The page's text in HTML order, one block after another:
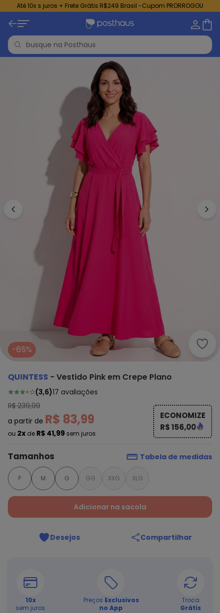
Até 10x s juros + Frete Grátis R$249 Brasil -Cupom PRORROGOU
-65%
QUINTESS - Vestido Pink em Crepe Plano
(3,6)17 avaliações
R$ 239,99
a partir de R$ 83,99
ou 2x de R$ 41,99 sem juros
ECONOMIZE
R$ 156,00
Tamanhos Tabela de medidas
P M G GG XXG XLG
Adicionar na sacola
Desejos Compartilhar
10x
sem juros
Preços Exclusivos
no App
Troca
Grátis